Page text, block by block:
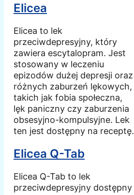
Elicea
Elicea to lek
przeciwdepresyjny, który
zawiera escytalopram. Jest
stosowany w leczeniu
epizodów dużej depresji oraz
różnych zaburzeń lękowych,
takich jak fobia społeczna,
lęk paniczny czy zaburzenia
obsesyjno-kompulsyjne. Lek
ten jest dostępny na receptę.
Elicea Q-Tab
Elicea Q-Tab to lek
przeciwdepresyjny dostępny